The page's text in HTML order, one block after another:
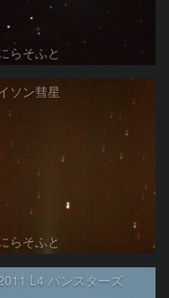
らそふと
ソン彗星
らそふと
L4 パンスターズ